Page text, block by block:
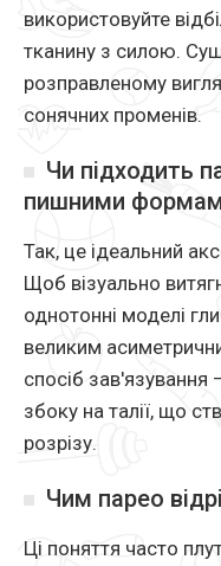
використовуйте
тканину з силою.
розправленому
сонячних променів.
Чи підходить
пишними
Так, це ідеальний
Щоб візуально
однотонні моделі
великим
спосіб
збоку на талії, що
розрізу.
Чим парео
Ці поняття часто